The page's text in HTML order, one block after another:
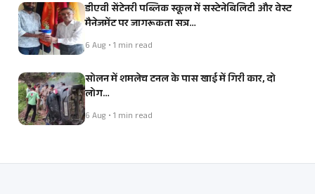
डीएवी सेंटेनरी पब्लिक स्कूल में सस्टेनेबिलिटी और वेस्ट
मैनेजमेंट पर जागरूकता सत्र…
6 Aug • 1 min read
सोलन में शमलेच टनल के पास खाई में गिरी कार, दो
लोग…
6 Aug • 1 min read